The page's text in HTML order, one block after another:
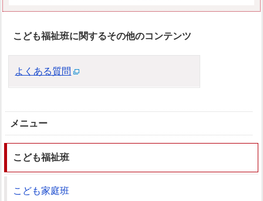
こども福祉班に関するその他のコンテンツ
よくある質問
メニュー
こども福祉班
こども家庭班